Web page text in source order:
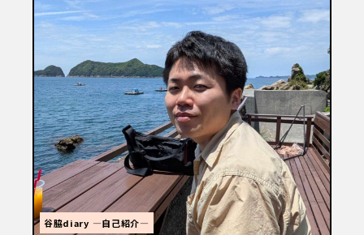
福岡といえばラーメン